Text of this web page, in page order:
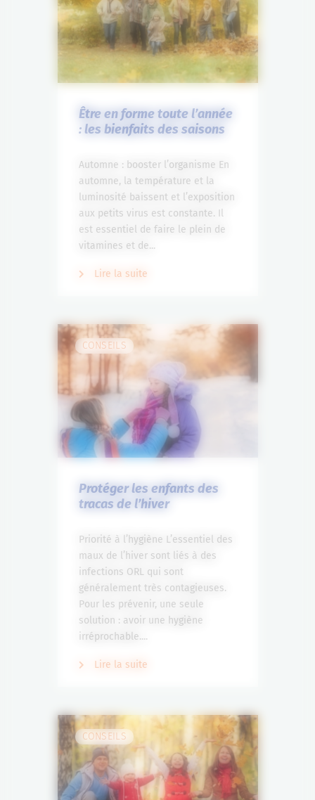
Être en forme toute l’année
: les bienfaits des saisons
Automne : booster l’organisme En
automne, la température et la
luminosité baissent et l’exposition
aux petits virus est constante. Il
est essentiel de faire le plein de
vitamines et de...
Lire la suite
CONSEILS
Protéger les enfants des
tracas de l’hiver
Priorité à l’hygiène L’essentiel des
maux de l’hiver sont liés à des
infections ORL qui sont
généralement très contagieuses.
Pour les prévenir, une seule
solution : avoir une hygiène
irréprochable....
Lire la suite
CONSEILS